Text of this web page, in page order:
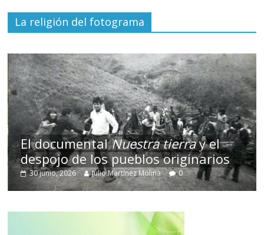
La religión del fotograma
El documentalNuestra tierray el
despojo de los pueblos originarios
30 junio, 2026 Julio Martínez Molina 0